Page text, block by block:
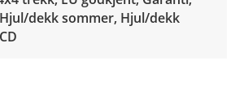
dekk sommer, Hjul/dekk